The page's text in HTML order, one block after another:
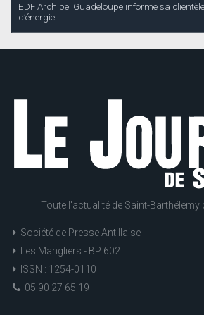
EDF Archipel Guadeloupe informe sa
d’énergie...
Toute l'actualité de Saint-Barthélemy
Société de Presse Antillaise
Les Mangliers - BP 602
ISSN : 1254-0110
05 90 27 65 19